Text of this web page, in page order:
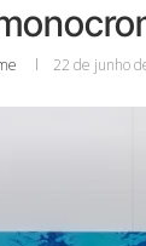
22 de junho